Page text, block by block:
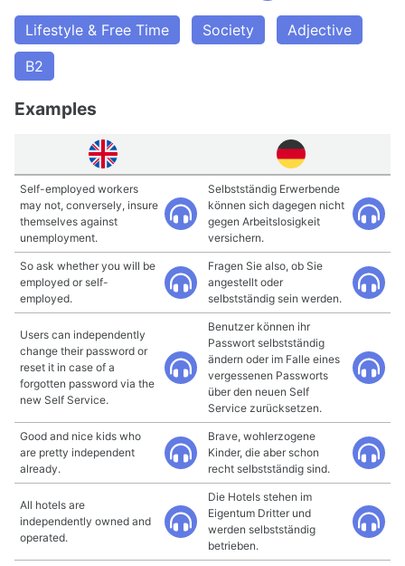
Lifestyle & Free Time Society
Adjective
B2
Examples
Self-employed workers
may not, conversely, insure
themselves against
unemployment.
Selbstständig Erwerbende
können sich dagegen nicht
gegen Arbeitslosigkeit
versichern.
So ask whether you will be
employed or self-
employed.
Fragen Sie also, ob Sie
angestellt oder
selbstständig sein werden.
Users can independently
change their password or
reset it in case of a
forgotten password via the
new Self Service.
Benutzer können ihr
Passwort selbstständig
ändern oder im Falle eines
vergessenen Passworts
über den neuen Self
Service zurücksetzen.
Good and nice kids who
are pretty independent
already.
Brave, wohlerzogene
Kinder, die aber schon
recht selbstständig sind.
All hotels are
independently owned and
operated.
Die Hotels stehen im
Eigentum Dritter und
werden selbstständig
betrieben.